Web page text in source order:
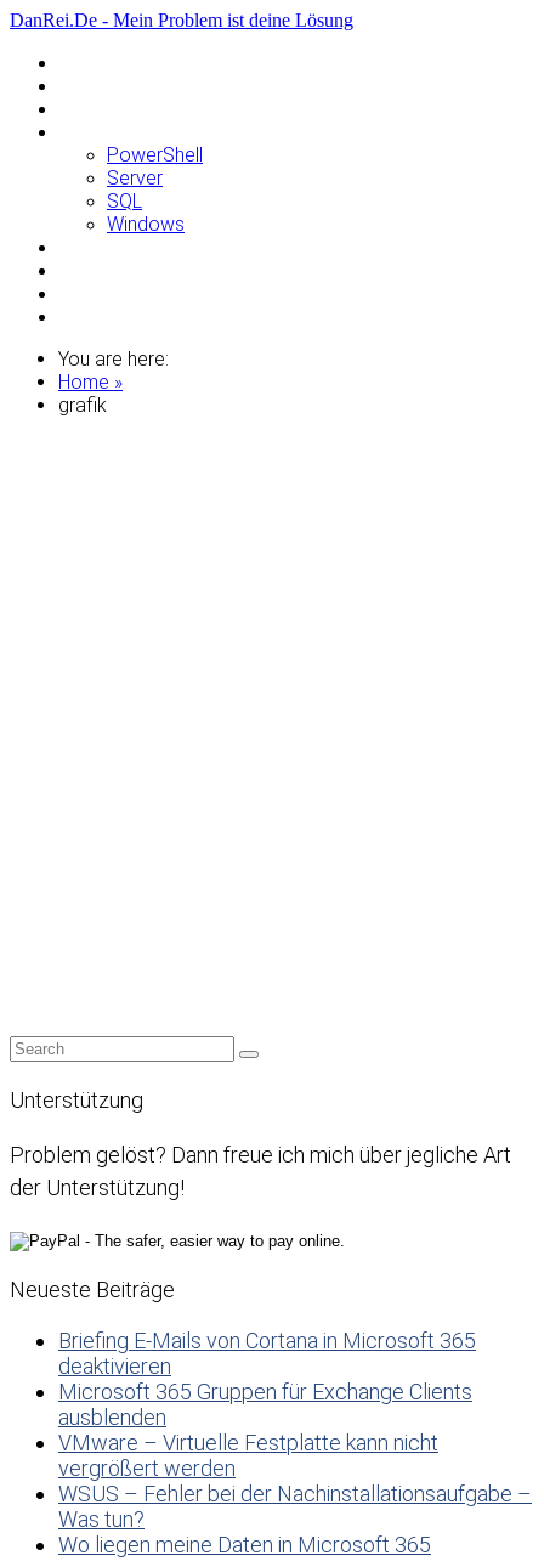
DanRei.De - Mein Problem ist deine Lösung
PowerShell
Server
SQL
Windows
You are here:
Home »
grafik
Unterstützung
Problem gelöst? Dann freue ich mich über jegliche Art
der Unterstützung!
Neueste Beiträge
Briefing E-Mails von Cortana in Microsoft 365
deaktivieren
Microsoft 365 Gruppen für Exchange Clients
ausblenden
VMware – Virtuelle Festplatte kann nicht
vergrößert werden
WSUS – Fehler bei der Nachinstallationsaufgabe –
Was tun?
Wo liegen meine Daten in Microsoft 365